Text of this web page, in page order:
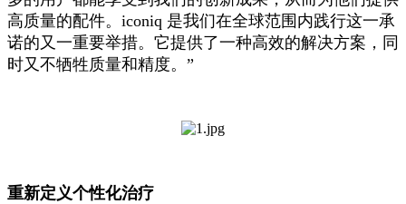
高质量的配件。iconiq 是我们在全球范围内践行这一承
诺的又一重要举措。它提供了一种高效的解决方案，同
时又不牺牲质量和精度。”
重新定义个性化治疗